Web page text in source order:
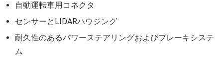
自動運転車用コネクタ
センサーとLIDARハウジング
耐久性のあるパワーステアリングおよびブレーキシステ
ム